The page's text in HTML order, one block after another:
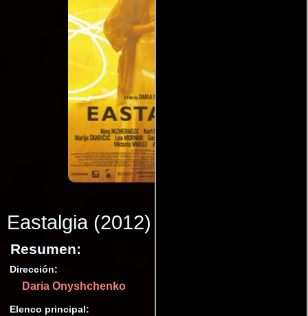
Eastalgia(2012)
Resumen:
Dirección:
Daria Onyshchenko
Elenco principal: